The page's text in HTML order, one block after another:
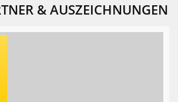
& AUSZEICHNUNGEN